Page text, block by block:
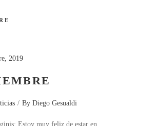
2019
By Diego Gesualdi
Estoy muy feliz de estar en